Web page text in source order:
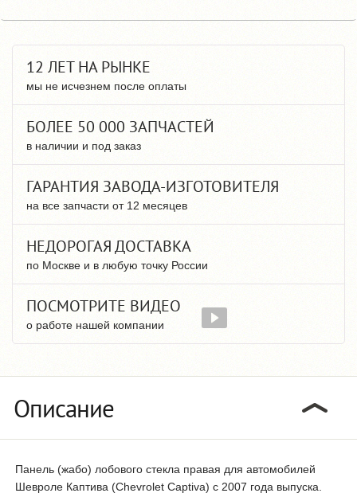
12 ЛЕТ НА РЫНКЕ
мы не исчезнем после оплаты
БОЛЕЕ 50 000 ЗАПЧАСТЕЙ
в наличии и под заказ
ГАРАНТИЯ ЗАВОДА-ИЗГОТОВИТЕЛЯ
на все запчасти от 12 месяцев
НЕДОРОГАЯ ДОСТАВКА
по Москве и в любую точку России
ПОСМОТРИТЕ ВИДЕО
о работе нашей компании
Описание
Панель (жабо) лобового стекла правая для автомобилей
Шевроле Каптива (Chevrolet Captiva) с 2007 года выпуска.